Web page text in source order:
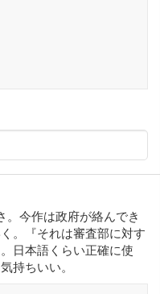
。今作は政府が絡んでき
。『それは審査部に対す
日本語くらい正確に使
持ちいい。